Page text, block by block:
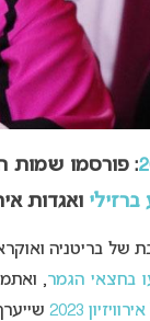
ואגדות
בריטניה
בחצאי הגמר
אירוויזיון 2023 שייערך